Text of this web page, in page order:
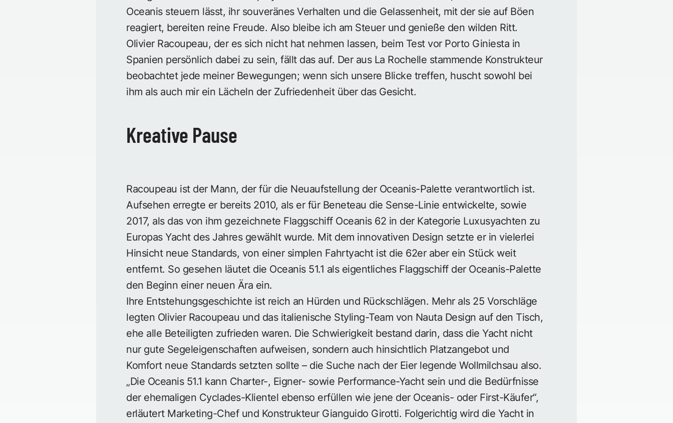
Oceanis steuern lässt, ihr souveränes Verhalten und die Gelassenheit, mit der sie auf Böen
reagiert, bereiten reine Freude. Also bleibe ich am Steuer und genieße den wilden Ritt.
Olivier Racoupeau, der es sich nicht hat nehmen lassen, beim Test vor Porto Giniesta in
Spanien persönlich dabei zu sein, fällt das auf. Der aus La Rochelle stammende Konstrukteur
beobachtet jede meiner Bewegungen; wenn sich unsere Blicke treffen, huscht sowohl bei
ihm als auch mir ein Lächeln der Zufriedenheit über das Gesicht.
Kreative Pause
Racoupeau ist der Mann, der für die Neuaufstellung der Oceanis-Palette verantwortlich ist.
Aufsehen erregte er bereits 2010, als er für Beneteau die Sense-Linie entwickelte, sowie
2017, als das von ihm gezeichnete Flaggschiff Oceanis 62 in der Kategorie Luxusyachten zu
Europas Yacht des Jahres gewählt wurde. Mit dem innovativen Design setzte er in vielerlei
Hinsicht neue Standards, von einer simplen Fahrtyacht ist die 62er aber ein Stück weit
entfernt. So gesehen läutet die Oceanis 51.1 als eigentliches Flaggschiff der Oceanis-Palette
den Beginn einer neuen Ära ein.
Ihre Entstehungsgeschichte ist reich an Hürden und Rückschlägen. Mehr als 25 Vorschläge
legten Olivier Racoupeau und das italienische Styling-Team von Nauta Design auf den Tisch,
ehe alle Beteiligten zufrieden waren. Die Schwierigkeit bestand darin, dass die Yacht nicht
nur gute Segeleigenschaften aufweisen, sondern auch hinsichtlich Platzangebot und
Komfort neue Standards setzten sollte – die Suche nach der Eier legende Wollmilchsau also.
„Die Oceanis 51.1 kann Charter-, Eigner- sowie Performance-Yacht sein und die Bedürfnisse
der ehemaligen Cyclades-Klientel ebenso erfüllen wie jene der Oceanis- oder First-Käufer“,
erläutert Marketing-Chef und Konstrukteur Gianguido Girotti. Folgerichtig wird die Yacht in